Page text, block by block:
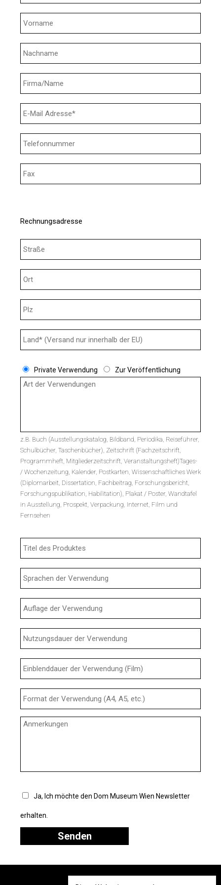
Rechnungsadresse
Private Verwendung Zur Veröffentlichung
z.B. Buch (Ausstellungskatalog, Bildband, Periodika, Reiseführer,
Schulbücher, Taschenbücher), Zeitschrift (Fachzeitschrift,
Programmheft, Mitgliederzeitschrift, Veranstaltungsheft)Tages-
/ Wochenzeitung, Kalender, Postkarten, Wissenschaftliches Werk
(Diplomarbeit, Dissertation, Fachbeitrag, Forschungsbericht,
Forschungspublikation, Habilitation), Plakat / Poster, Wandtafel
in Ausstellung, Prospekt, Verpackung, Internet, Film und
Fernsehen
Ja, Ich möchte den Dom Museum Wien Newsletter
erhalten.
Senden